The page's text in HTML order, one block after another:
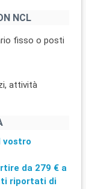
NCL
fisso o posti
attività
vostro
da 279 € a
riportati di